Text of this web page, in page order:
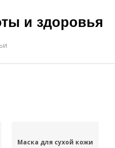
и здоровья
Маска для сухой кожи